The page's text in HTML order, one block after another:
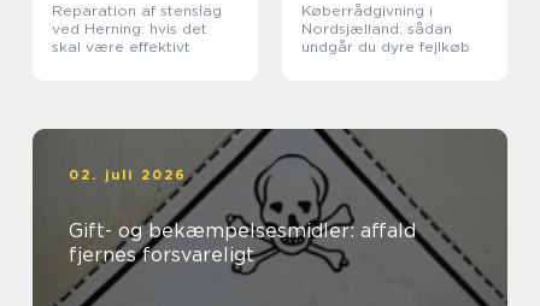
Reparation af stenslag
ved Herning: hvis det
skal være effektivt
Køberrådgivning i
Nordsjælland: sådan
undgår du dyre fejlkøb
02. juli 2026
Gift- og bekæmpelsesmidler: affald
fjernes forsvareligt